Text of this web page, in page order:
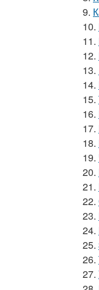
9.
10.
11.
12.
13.
14.
15.
16.
17.
18.
19.
20.
21.
22.
23.
24.
25.
26.
27.